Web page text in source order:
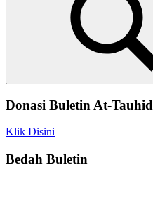
Donasi Buletin At-Tauhid
Klik Disini
Bedah Buletin